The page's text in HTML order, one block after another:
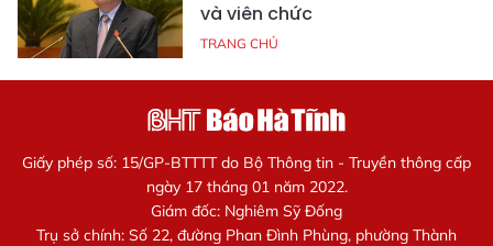
và viên chức
TRANG CHỦ
Giấy phép số: 15/GP-BTTTT do Bộ Thông tin - Truyền thông cấp
ngày 17 tháng 01 năm 2022.
Giám đốc: Nghiêm Sỹ Đống
Trụ sở chính: Số 22, đường Phan Đình Phùng, phường Thành